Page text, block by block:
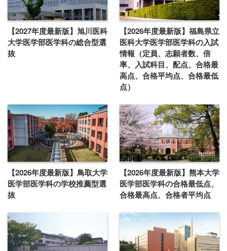
【2027年度最新版】旭川医科
大学医学部医学科の総合型選
抜
【2026年度最新版】福島県立
医科大学医学部医学科の入試
情報（定員、志願者数、倍
率、入試科目、配点、合格最
高点、合格平均点、合格最低
点）
【2026年度最新版】鳥取大学
医学部医学科の学校推薦型選
抜
【2026年度最新版】熊本大学
医学部医学科の合格最低点、
合格最高点、合格者平均点